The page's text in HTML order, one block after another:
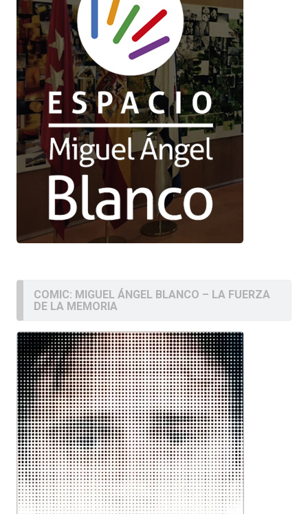
COMIC: MIGUEL ÁNGEL BLANCO – LA FUERZA
DE LA MEMORIA